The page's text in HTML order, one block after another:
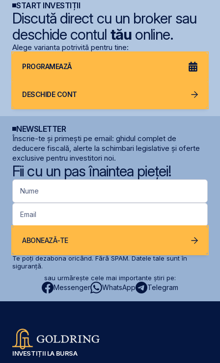
START INVESTIȚII
Discută direct cu un broker sau
deschide contul tăuonline.
Alege varianta potrivită pentru tine:
PROGRAMEAZĂ
DESCHIDE CONT
NEWSLETTER
Înscrie-te și primești pe email: ghidul complet de
deducere fiscală, alerte la schimbari legislative și oferte
exclusive pentru investitori noi.
Fii cu un pas înaintea pieței!
Nume
Email
ABONEAZĂ-TE
Te poți dezabona oricând. Fără SPAM. Datele tale sunt în
siguranță.
sau urmărește cele mai importante știri pe:
Messenger WhatsApp Telegram
INVESTIȚII LA BURSA